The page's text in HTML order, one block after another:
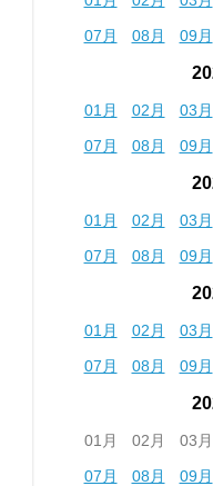
07月
08月 09月
01月 02月 03月
07月
08月 09月
01月 02月 03月
07月
08月 09月
01月 02月 03月
07月
08月 09月
01月 02月 03月
07月
08月 09月